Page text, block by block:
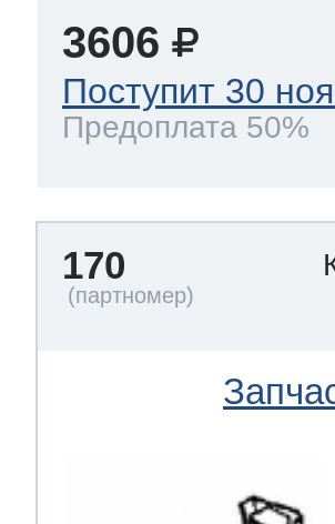
3606
Поступит 30
Предоплата 50%
170